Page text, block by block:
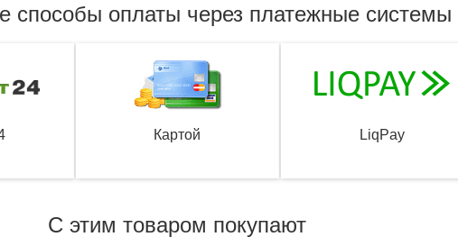
способы оплаты через платежные системы
Картой LiqPay
С этим товаром покупают